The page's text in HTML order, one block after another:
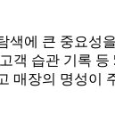
에 큰 중요성
습관 기록
장의 명성이